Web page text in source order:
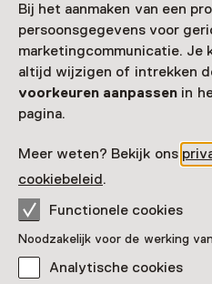
Bij het aanmaken van een
persoonsgegevens voor
marketingcommunicatie. Je
altijd wijzigen of intrekken
voorkeuren aanpassen in
pagina.
Meer weten? Bekijk ons
cookiebeleid.
Functionele cookies
Noodzakelijk voor de werking
Analytische cookies
GIGA
T/m 1 november van
Voor 0 t/m 12 jaar
Tentoonstelling